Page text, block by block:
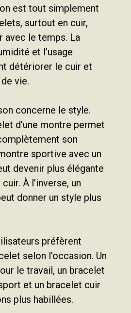
est tout simplement
surtout en cuir,
avec le temps. La
et l’usage
détériorer le cuir et
vie.
concerne le style.
d’une montre permet
son
sportive avec un
devenir plus élégante
À l’inverse, un
donner un style plus
préfèrent
selon l’occasion. Un
le travail, un bracelet
et un bracelet cuir
plus habillées.